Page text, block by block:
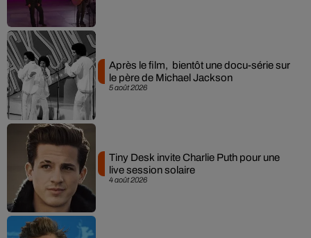
5 août 2026
Après le film, bientôt une docu-série sur
le père de Michael Jackson
4 août 2026
Tiny Desk invite Charlie Puth pour une
live session solaire